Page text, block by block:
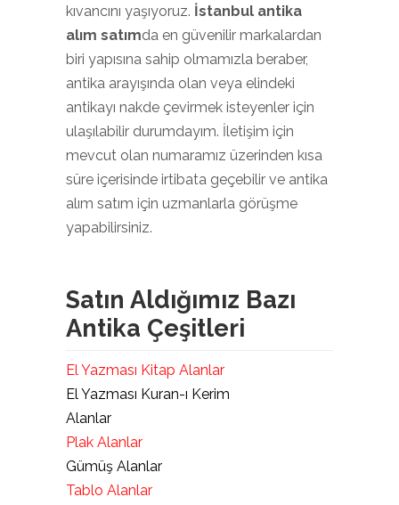
kıvancını yaşıyoruz. İstanbul antika
alım satımda en güvenilir markalardan
biri yapısına sahip olmamızla beraber,
antika arayışında olan veya elindeki
antikayı nakde çevirmek isteyenler için
ulaşılabilir durumdayım. İletişim için
mevcut olan numaramız üzerinden kısa
süre içerisinde irtibata geçebilir ve antika
alım satım için uzmanlarla görüşme
yapabilirsiniz.
Satın Aldığımız Bazı
Antika Çeşitleri
El Yazması Kitap Alanlar
El Yazması Kuran-ı Kerim
Alanlar
Plak Alanlar
Gümüş Alanlar
Tablo Alanlar